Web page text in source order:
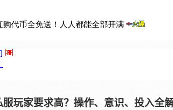
玩家要求高？操作、意识、投入全